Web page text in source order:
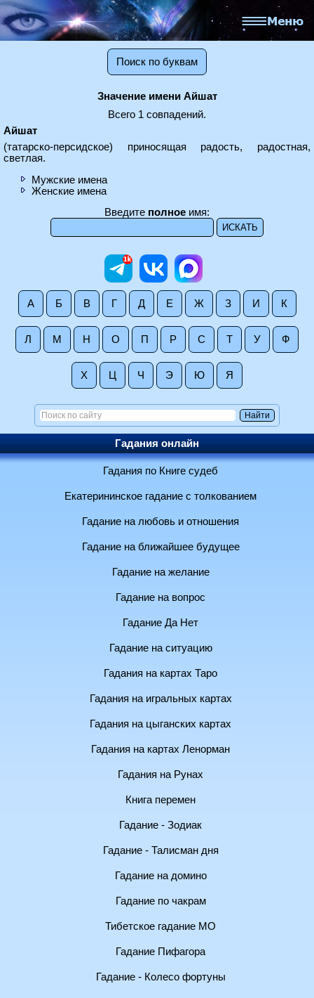
Поиск по буквам
Значение имени Айшат
Всего 1 совпадений.
Айшат
(татарско-персидское) приносящая радость, радостная,
светлая.
Мужские имена
Женские имена
Введите полное имя:
А Б В Г Д Е Ж З И К
Л М Н О П Р С Т У Ф
Х Ц Ч Э Ю Я
Гадания онлайн
Гадания по Книге судеб
Екатерининское гадание с толкованием
Гадание на любовь и отношения
Гадание на ближайшее будущее
Гадание на желание
Гадание на вопрос
Гадание Да Нет
Гадание на ситуацию
Гадания на картах Таро
Гадания на игральных картах
Гадания на цыганских картах
Гадания на картах Ленорман
Гадания на Рунах
Книга перемен
Гадание - Зодиак
Гадание - Талисман дня
Гадание на домино
Гадание по чакрам
Тибетское гадание МО
Гадание Пифагора
Гадание - Колесо фортуны